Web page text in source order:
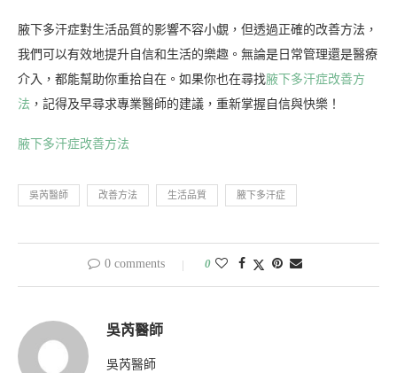
腋下多汗症對生活品質的影響不容小覷，但透過正確的改善方法，
我們可以有效地提升自信和生活的樂趣。無論是日常管理還是醫療
介入，都能幫助你重拾自在。如果你也在尋找腋下多汗症改善方
法 ，記得及早尋求專業醫師的建議，重新掌握自信與快樂！
腋下多汗症改善方法
吳芮醫師 改善方法 生活品質 腋下多汗症
0 comments 0
吳芮醫師
吳芮醫師